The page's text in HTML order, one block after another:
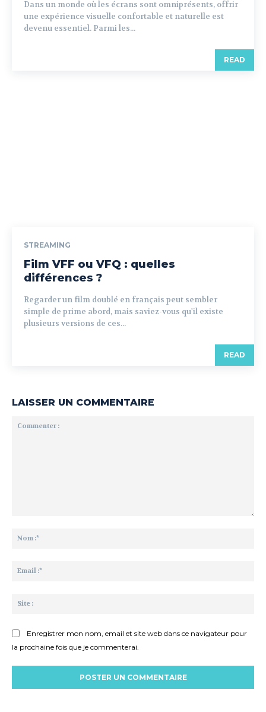
Dans un monde où les écrans sont omniprésents, offrir
une expérience visuelle confortable et naturelle est
devenu essentiel. Parmi les...
READ
STREAMING
Film VFF ou VFQ : quelles
différences ?
Regarder un film doublé en français peut sembler
simple de prime abord, mais saviez-vous qu'il existe
plusieurs versions de ces...
READ
LAISSER UN COMMENTAIRE
Enregistrer mon nom, email et site web dans ce navigateur pour
la prochaine fois que je commenterai.